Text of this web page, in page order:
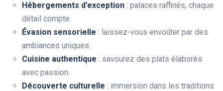
Hébergements d’exception : palaces raffinés, chaque
détail compte.
Évasion sensorielle : laissez-vous envoûter par des
ambiances uniques.
Cuisine authentique : savourez des plats élaborés
avec passion.
Découverte culturelle : immersion dans les traditions